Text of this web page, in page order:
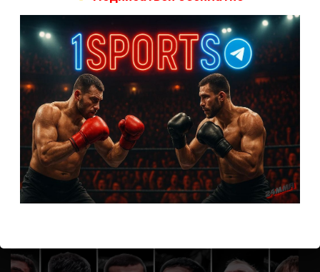
А как смотреть с ноутбука?
Анонимно кРасписание боев UFC
Кусок говна ты, существом даже нельзя ,такое как ты назвать!
АнонимнокКонор МакГрегор
УЧ
АнонимнокРэнди Браун — Николас Далби
не запускается ни один бой, реклама есть, а когда
заканчивается начинается загрузка видео длиною в жизнь.
Исправьте пожалуйста